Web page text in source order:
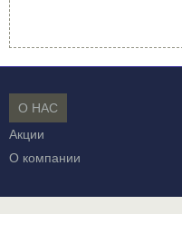
О НАС
Акции
О компании